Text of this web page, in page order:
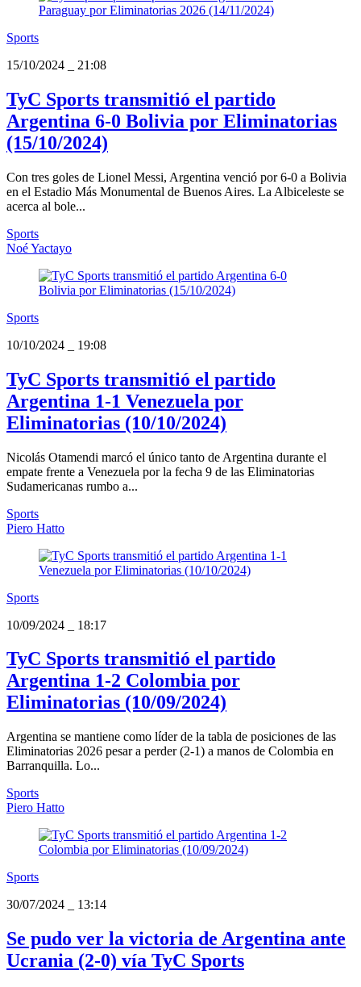
Sports
15/10/2024
21:08
TyC Sports transmitió el partido
Argentina 6-0 Bolivia por Eliminatorias
(15/10/2024)
Con tres goles de Lionel Messi, Argentina venció por 6-0 a Bolivia
en el Estadio Más Monumental de Buenos Aires. La Albiceleste se
acerca al bole...
Sports
Noé Yactayo
Sports
10/10/2024
19:08
TyC Sports transmitió el partido
Argentina 1-1 Venezuela por
Eliminatorias (10/10/2024)
Nicolás Otamendi marcó el único tanto de Argentina durante el
empate frente a Venezuela por la fecha 9 de las Eliminatorias
Sudamericanas rumbo a...
Sports
Piero Hatto
Sports
10/09/2024
18:17
TyC Sports transmitió el partido
Argentina 1-2 Colombia por
Eliminatorias (10/09/2024)
Argentina se mantiene como líder de la tabla de posiciones de las
Eliminatorias 2026 pesar a perder (2-1) a manos de Colombia en
Barranquilla. Lo...
Sports
Piero Hatto
Sports
30/07/2024
13:14
Se pudo ver la victoria de Argentina ante
Ucrania (2-0) vía TyC Sports